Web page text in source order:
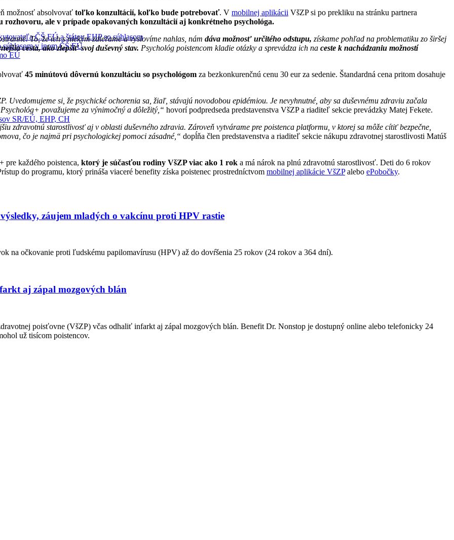
ČŠ EÚ a štátov EHP so súhlasom
súhlasom v inom ČŠ EÚ
EÚ
SR/EÚ, EHP, CH
možnosť absolvovať toľko konzultácií, koľko bude potrebovať. V mobilnej aplikácii VšZP si po prekliku na stránku partnera
rozhovoru, ale v prípade opakovaných konzultácií aj konkrétneho psychológa.
To, že ich s niekým zdieľame a vyslovíme nahlas, nám dáva možnosť určitého odstupu, získame pohľad na problematiku zo širšej
cesta, ako zlepšiť svoj duševný stav. Psychológ poistencom kladie otázky a sprevádza ich na ceste k nachádzaniu možností
45 minútovú dôvernú konzultáciu so psychológom za bezkonkurenčnú cenu 30 eur za sedenie. Štandardná cena pritom dosahuje
si, že psychické ochorenia sa, žiaľ, stávajú novodobou epidémiou. Je nevyhnutné, aby sa duševnému zdraviu začala
považujeme za výnimočný a dôležitý,“ hovorí podpredseda predstavenstva VšZP a riaditeľ sekcie prevádzky Matej Fekete.
zdravotnú starostlivosť aj v oblasti duševného zdravia. Zároveň vytvárame pre poistenca platformu, v ktorej sa môže cítiť bezpečne,
čo je najmä pri psychologickej pomoci zásadné,“ dopĺňa člen predstavenstva a riaditeľ sekcie nákupu zdravotnej starostlivosti Matúš
pre každého poistenca, ktorý je súčasťou rodiny VšZP viac ako 1 rok a má nárok na plnú zdravotnú starostlivosť. Deti do 6 rokov
do programu, ktorý prináša viaceré benefity získa poistenec prostredníctvom mobilnej aplikácie VšZPalebo ePobočky.
záujem mladých o vakcínu proti HPV rastie
na očkovanie proti ľudskému papilomavírusu (HPV) až do dovŕšenia 25 rokov (24 rokov a 364 dní).
aj zápal mozgových blán
poisťovne (VšZP) včas odhaliť infarkt aj zápal mozgových blán. Benefit Dr. Nonstop je dostupný online alebo telefonicky 24
už tisícom poistencov.